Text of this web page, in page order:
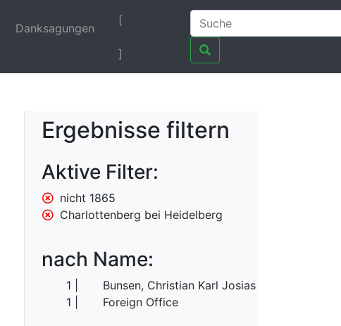
Danksagungen
[
]
Ergebnisse filtern
Aktive Filter:
nicht 1865
Charlottenberg bei Heidelberg
nach Name:
1
Bunsen, Christian Karl Josias von
1
Foreign Office